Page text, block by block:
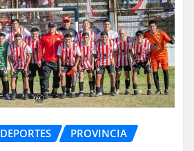
DEPORTES PROVINCIA